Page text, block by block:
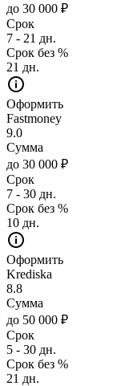
до 30 000 ₽
Срок
7 - 21 дн.
Срок без %
21 дн.
Оформить
Fastmoney
9.0
Сумма
до 30 000 ₽
Срок
7 - 30 дн.
Срок без %
10 дн.
Оформить
Krediska
8.8
Сумма
до 50 000 ₽
Срок
5 - 30 дн.
Срок без %
21 дн.